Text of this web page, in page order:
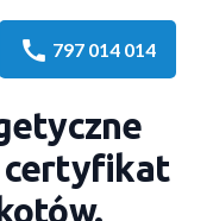
call 797 014 014
certyfikat